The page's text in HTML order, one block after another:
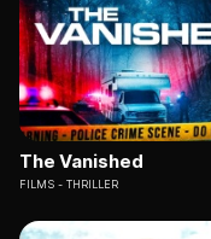
The Vanished
FILMS THRILLER